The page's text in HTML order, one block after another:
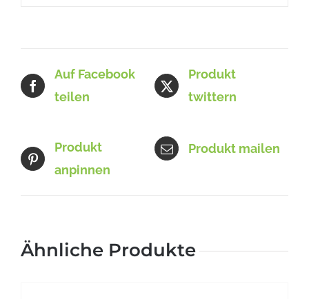
Auf Facebook
teilen
Produkt
twittern
Produkt
anpinnen
Produkt mailen
Ähnliche Produkte